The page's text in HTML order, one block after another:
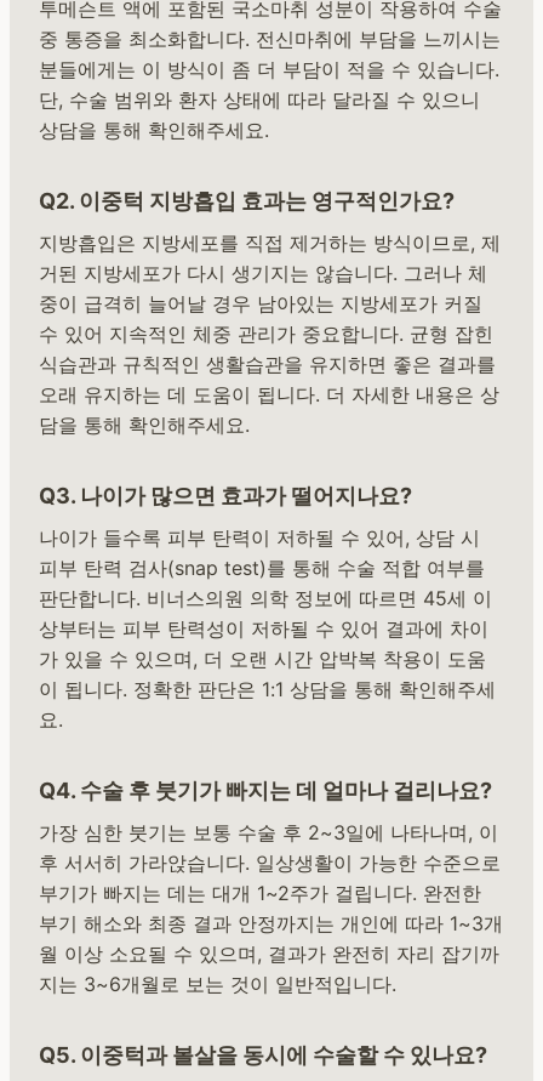
투메슨트 액에 포함된 국소마취 성분이 작용하여 수술
중 통증을 최소화합니다. 전신마취에 부담을 느끼시는
분들에게는 이 방식이 좀 더 부담이 적을 수 있습니다.
단, 수술 범위와 환자 상태에 따라 달라질 수 있으니
상담을 통해 확인해주세요.
Q2. 이중턱 지방흡입 효과는 영구적인가요?
지방흡입은 지방세포를 직접 제거하는 방식이므로, 제
거된 지방세포가 다시 생기지는 않습니다. 그러나 체
중이 급격히 늘어날 경우 남아있는 지방세포가 커질
수 있어 지속적인 체중 관리가 중요합니다. 균형 잡힌
식습관과 규칙적인 생활습관을 유지하면 좋은 결과를
오래 유지하는 데 도움이 됩니다. 더 자세한 내용은 상
담을 통해 확인해주세요.
Q3. 나이가 많으면 효과가 떨어지나요?
나이가 들수록 피부 탄력이 저하될 수 있어, 상담 시
피부 탄력 검사(snap test)를 통해 수술 적합 여부를
판단합니다. 비너스의원 의학 정보에 따르면 45세 이
상부터는 피부 탄력성이 저하될 수 있어 결과에 차이
가 있을 수 있으며, 더 오랜 시간 압박복 착용이 도움
이 됩니다. 정확한 판단은 1:1 상담을 통해 확인해주세
요.
Q4. 수술 후 붓기가 빠지는 데 얼마나 걸리나요?
가장 심한 붓기는 보통 수술 후 2~3일에 나타나며, 이
후 서서히 가라앉습니다. 일상생활이 가능한 수준으로
부기가 빠지는 데는 대개 1~2주가 걸립니다. 완전한
부기 해소와 최종 결과 안정까지는 개인에 따라 1~3개
월 이상 소요될 수 있으며, 결과가 완전히 자리 잡기까
지는 3~6개월로 보는 것이 일반적입니다.
Q5. 이중턱과 볼살을 동시에 수술할 수 있나요?